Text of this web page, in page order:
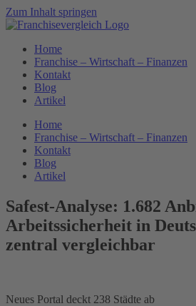
Zum Inhalt springen
Home
Franchise – Wirtschaft – Finanzen
Kontakt
Blog
Artikel
Home
Franchise – Wirtschaft – Finanzen
Kontakt
Blog
Artikel
Safest-Analyse: 1.682
Arbeitssicherheit in
zentral vergleichbar
Neues Portal deckt 238 Städte ab